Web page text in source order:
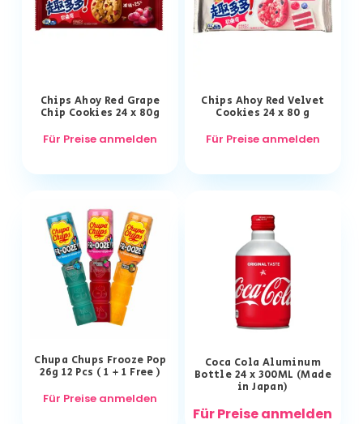
Chips Ahoy Red Grape
Chip Cookies 24 x 80g
Für Preise anmelden
Chips Ahoy Red Velvet
Cookies 24 x 80 g
Für Preise anmelden
Chupa Chups Frooze Pop
26g 12 Pcs ( 1 + 1 Free )
Für Preise anmelden
Coca Cola Aluminum
Bottle 24 x 300ML (Made
in Japan)
Für Preise anmelden